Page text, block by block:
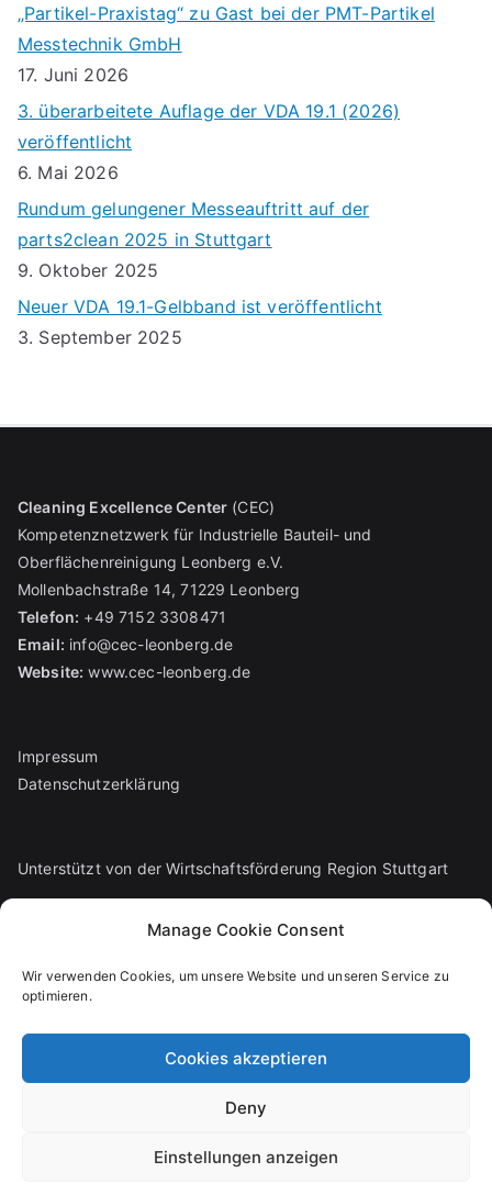
Manage Cookie Consent
Wir verwenden Cookies, um unsere Website und unseren Service zu
optimieren.
Cookies akzeptieren
Deny
Einstellungen anzeigen
„Partikel-Praxistag“ zu Gast bei der PMT-Partikel
Messtechnik GmbH
17. Juni 2026
3. überarbeitete Auflage der VDA 19.1 (2026)
veröffentlicht
6. Mai 2026
Rundum gelungener Messeauftritt auf der
parts2clean 2025 in Stuttgart
9. Oktober 2025
Neuer VDA 19.1-Gelbband ist veröffentlicht
3. September 2025
Cleaning Excellence Center (CEC)
Kompetenznetzwerk für Industrielle Bauteil- und
Oberflächenreinigung Leonberg e.V.
Mollenbachstraße 14, 71229 Leonberg
Telefon: +49 7152 3308471
Email: info@cec-leonberg.de
Website: www.cec-leonberg.de
Impressum
Datenschutzerklärung
Unterstützt von der Wirtschaftsförderung Region Stuttgart
. Präsentiert vonZakraund